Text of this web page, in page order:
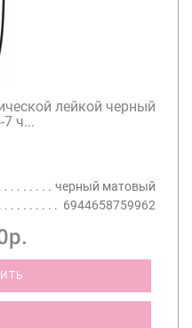
лейкой черный
7 ч...
черный матовый
6944658759962